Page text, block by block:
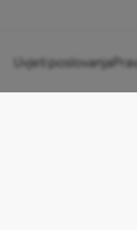
Uvjeti poslovanja